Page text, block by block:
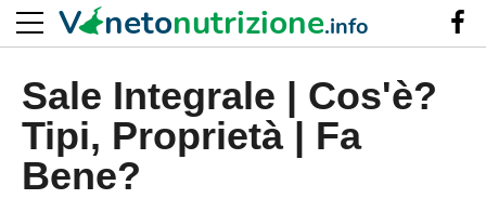
Sale Integrale | Cos'è?
Tipi, Proprietà | Fa
Bene?
V netonutrizione.info